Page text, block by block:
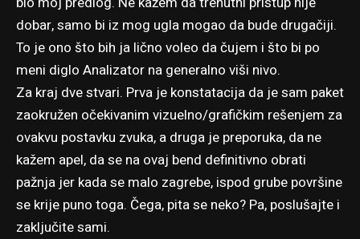
dobar, samo bi iz mog ugla mogao da bude drugačiji.
To je ono što bih ja lično voleo da čujem i što bi po
meni diglo Analizator na generalno viši nivo.
Za kraj dve stvari. Prva je konstatacija da je sam paket
zaokružen očekivanim vizuelno/grafičkim rešenjem za
ovakvu postavku zvuka, a druga je preporuka, da ne
kažem apel, da se na ovaj bend definitivno obrati
pažnja jer kada se malo zagrebe, ispod grube površine
se krije puno toga. Čega, pita se neko? Pa, poslušajte i
zaključite sami.